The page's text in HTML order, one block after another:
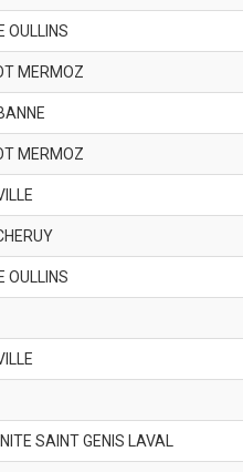
OULLINS
MERMOZ
MERMOZ
OULLINS
SAINT GENIS LAVAL